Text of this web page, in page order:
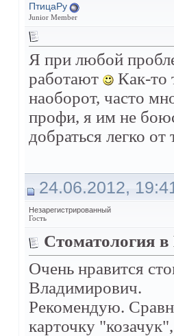
ПтицаРу
Junior Member
Я при любой
работают
Как-то
наоборот, часто
профи, я им не
добраться легко
24.06.2012,
Незарегистрированный
Гость
Стоматология в
Очень нравится
Владимирович.
Рекомендую.
карточку